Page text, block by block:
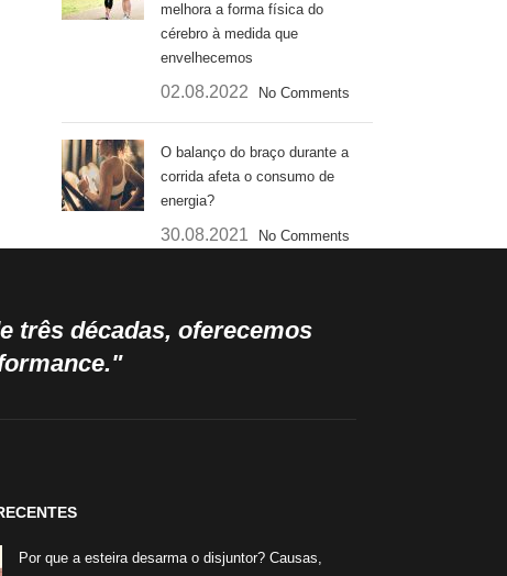
melhora a forma física do
cérebro à medida que
envelhecemos
02.08.2022 No Comments
O balanço do braço durante a
corrida afeta o consumo de
energia?
30.08.2021 No Comments
três décadas, oferecemos
Por que a esteira desarma o disjuntor? Causas,